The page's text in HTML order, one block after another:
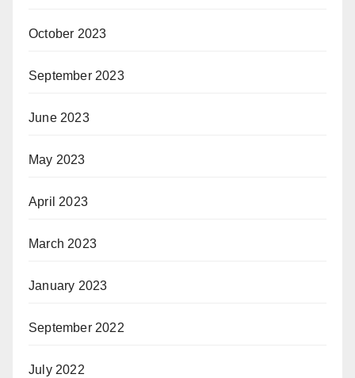
October 2023
September 2023
June 2023
May 2023
April 2023
March 2023
January 2023
September 2022
July 2022